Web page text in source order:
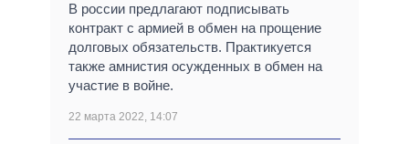
В россии предлагают подписывать
контракт с армией в обмен на прощение
долговых обязательств. Практикуется
также амнистия осужденных в обмен на
участие в войне.
22 марта 2022, 14:07